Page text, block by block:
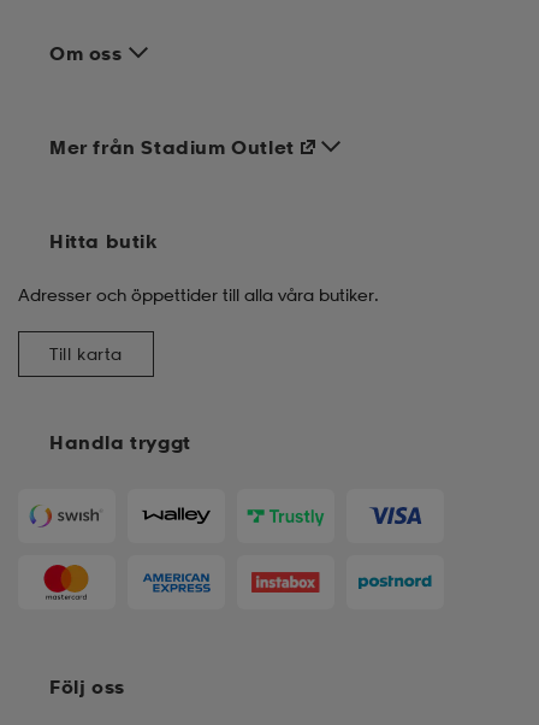
Om oss
Handla tryggt
Mer från Stadium Outlet
Hitta butik
Adresser och öppettider till alla våra butiker.
Till karta
Följ oss